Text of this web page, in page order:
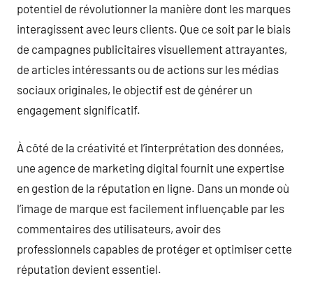
potentiel de révolutionner la manière dont les marques
interagissent avec leurs clients. Que ce soit par le biais
de campagnes publicitaires visuellement attrayantes,
de articles intéressants ou de actions sur les médias
sociaux originales, le objectif est de générer un
engagement significatif.
À côté de la créativité et l’interprétation des données,
une agence de marketing digital fournit une expertise
en gestion de la réputation en ligne. Dans un monde où
l’image de marque est facilement influençable par les
commentaires des utilisateurs, avoir des
professionnels capables de protéger et optimiser cette
réputation devient essentiel.